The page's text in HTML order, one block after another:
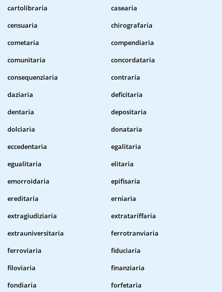
cartolibraria
casearia
censuaria
chirografaria
cometaria
compendiaria
comunitaria
concordataria
consequenziaria
contraria
daziaria
deficitaria
dentaria
depositaria
dolciaria
donataria
eccedentaria
egalitaria
egualitaria
elitaria
emorroidaria
epifisaria
ereditaria
erniaria
extragiudiziaria
extratariffaria
extrauniversitaria
ferrotranviaria
ferroviaria
fiduciaria
filoviaria
finanziaria
fondiaria
forfetaria